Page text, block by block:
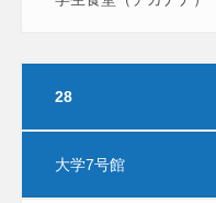
28
大学7号館